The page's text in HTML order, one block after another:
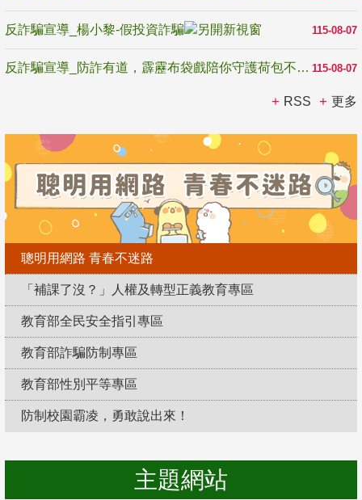
115-08-07
反詐騙宣導_楊小黎-假投資詐騙
115-08-07
反詐騙宣導_防詐有道，霹靂布袋戲陪你守護荷包不受騙
RSS 更多
聰明用網路 青春不迷路
「補課了沒？」人權及轉型正義教育專區
教育部全民安全指引專區
教育部詐騙防制專區
教育部性別平等專區
防制校園霸凌，勇敢說出來！
主題網站